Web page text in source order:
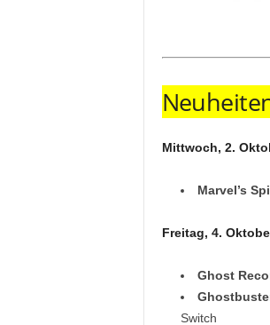
Mittwoch, 2.
Marvel’s
Freitag, 4.
Ghost
Switch